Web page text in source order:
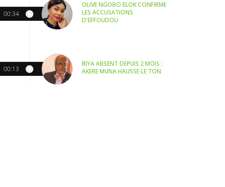
00:34
OLIVE NGOBO ELOK CONFIRME
LES ACCUSATIONS
D'EFFOUDOU
00:13
BIYA ABSENT DEPUIS 2 MOIS :
AKERE MUNA HAUSSE LE TON